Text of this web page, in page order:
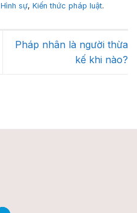
Hình sự, Kiến thức pháp luật.
Pháp nhân là người thừa
kế khi nào?